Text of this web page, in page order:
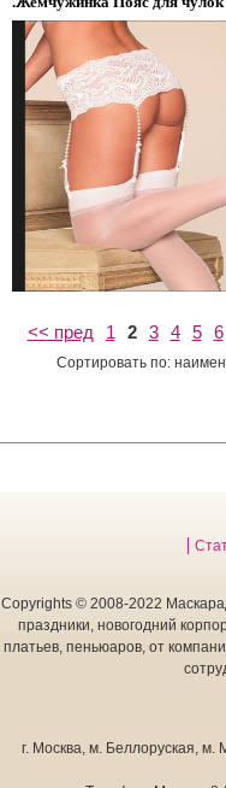
<< пред 1 2 3 4 5 6
Сортировать по:
Copyrights © 2008-2022
праздники, новогодний
платьев, пеньюаров, от
г. Москва, м. Беллоруская, м.